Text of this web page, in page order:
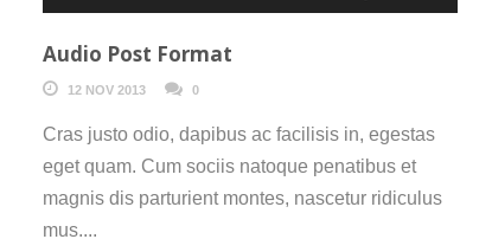
Player
or
decrease
volume.
Audio Post Format
12 NOV 2013 0
Cras justo odio, dapibus ac facilisis in, egestas
eget quam. Cum sociis natoque penatibus et
magnis dis parturient montes, nascetur ridiculus
mus....